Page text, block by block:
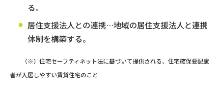
る。
居住支援法人との連携…地域の居住支援法人と連携
体制を構築する。
（※）住宅セーフティネット法に基づいて提供される、住宅確保要配慮
者が入居しやすい賃貸住宅のこと